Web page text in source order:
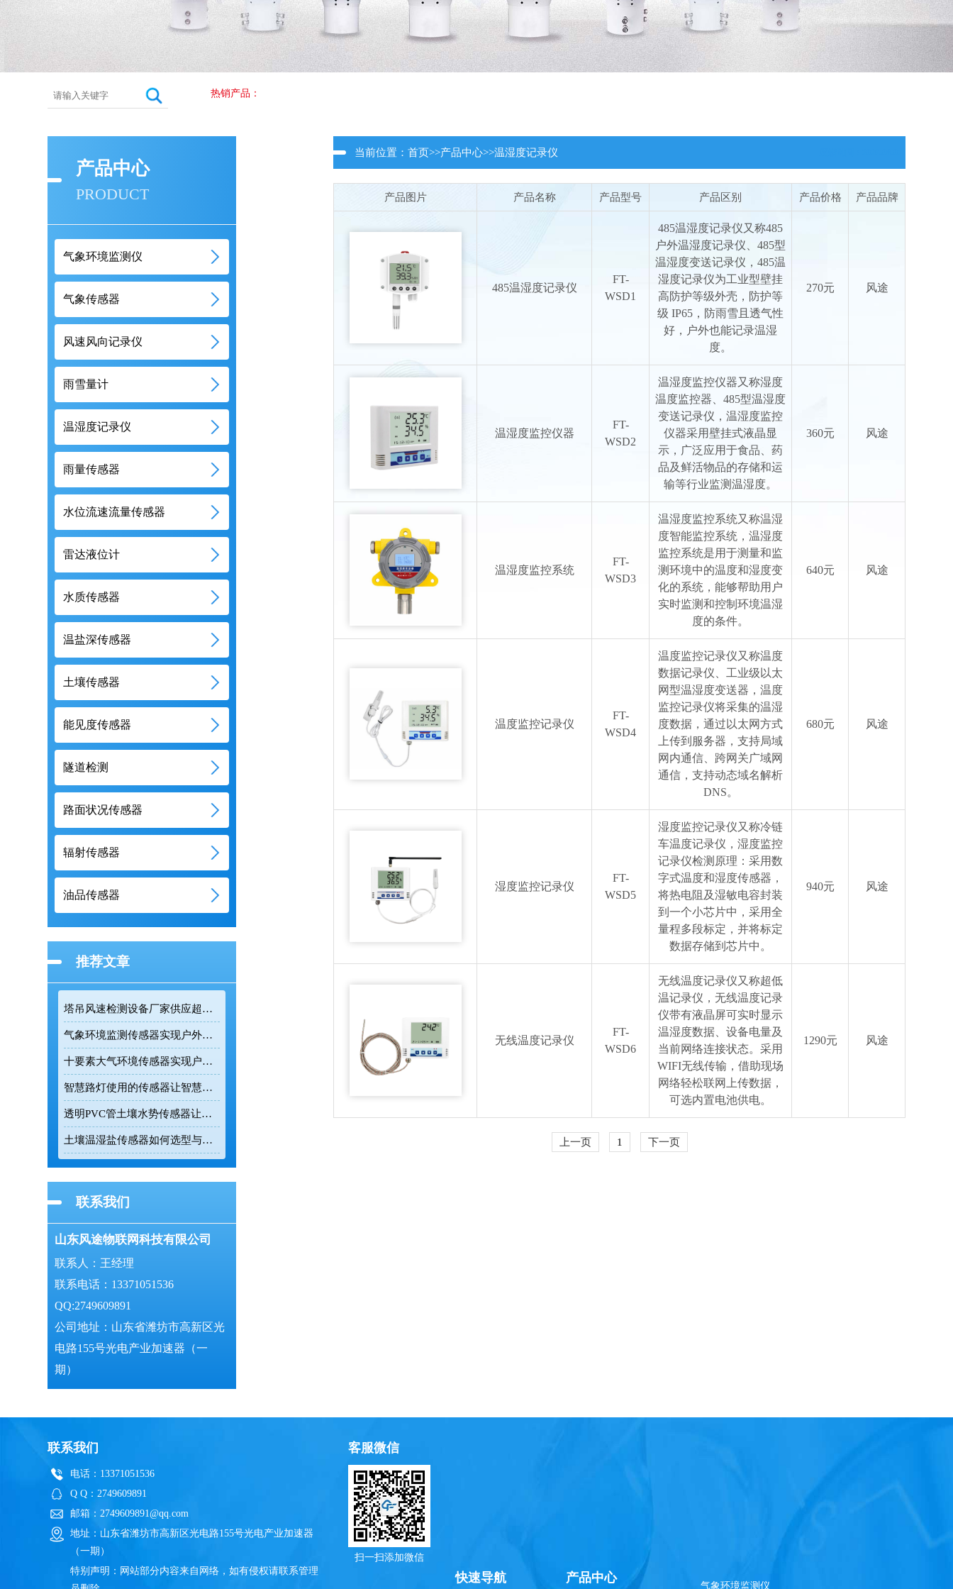
热销产品：
产品中心
PRODUCT
气象环境监测仪
气象传感器
风速风向记录仪
雨雪量计
温湿度记录仪
雨量传感器
水位流速流量传感器
雷达液位计
水质传感器
温盐深传感器
土壤传感器
能见度传感器
隧道检测
路面状况传感器
辐射传感器
油品传感器
推荐文章
塔吊风速检测设备厂家供应超声波高精度监测传感设备
气象环境监测传感器实现户外气象参数全天候在线监测
十要素大气环境传感器实现户外气象24小时连续监测
智慧路灯使用的传感器让智慧路灯成为城市环境监测的前端节点
透明PVC管土壤水势传感器让农业灌溉更精准
土壤温湿盐传感器如何选型与正确安装
联系我们
山东风途物联网科技有限公司
联系人：王经理
联系电话：13371051536
QQ:2749609891
公司地址：山东省潍坊市高新区光
电路155号光电产业加速器（一
期）
当前位置：首页>>产品中心>>温湿度记录仪
产品图片 产品名称 产品型号 产品区别 产品价格 产品品牌
485温湿度记录仪
FT-
WSD1
485温湿度记录仪又称485
户外温湿度记录仪、485型
温湿度变送记录仪，485温
湿度记录仪为工业型壁挂
高防护等级外壳，防护等
级 IP65，防雨雪且透气性
好，户外也能记录温湿
度。
270元 风途
温湿度监控仪器
FT-
WSD2
温湿度监控仪器又称湿度
温度监控器、485型温湿度
变送记录仪，温湿度监控
仪器采用壁挂式液晶显
示，广泛应用于食品、药
品及鲜活物品的存储和运
输等行业监测温湿度。
360元 风途
温湿度监控系统
FT-
WSD3
温湿度监控系统又称温湿
度智能监控系统，温湿度
监控系统是用于测量和监
测环境中的温度和湿度变
化的系统，能够帮助用户
实时监测和控制环境温湿
度的条件。
640元 风途
温度监控记录仪
FT-
WSD4
温度监控记录仪又称温度
数据记录仪、工业级以太
网型温湿度变送器，温度
监控记录仪将采集的温湿
度数据，通过以太网方式
上传到服务器，支持局域
网内通信、跨网关广域网
通信，支持动态域名解析
DNS。
680元 风途
湿度监控记录仪
FT-
WSD5
湿度监控记录仪又称冷链
车温度记录仪，湿度监控
记录仪检测原理：采用数
字式温度和湿度传感器，
将热电阻及湿敏电容封装
到一个小芯片中，采用全
量程多段标定，并将标定
数据存储到芯片中。
940元 风途
无线温度记录仪
FT-
WSD6
无线温度记录仪又称超低
温记录仪，无线温度记录
仪带有液晶屏可实时显示
温湿度数据、设备电量及
当前网络连接状态。采用
WIFI无线传输，借助现场
网络轻松联网上传数据，
可选内置电池供电。
1290元 风途
上一页 1 下一页
联系我们
电话：13371051536
Q Q：2749609891
邮箱：2749609891@qq.com
地址：山东省潍坊市高新区光电路155号光电产业加速器
（一期）
特别声明：网站部分内容来自网络，如有侵权请联系管理
客服微信
扫一扫添加微信
快速导航 产品中心
气象环境监测仪